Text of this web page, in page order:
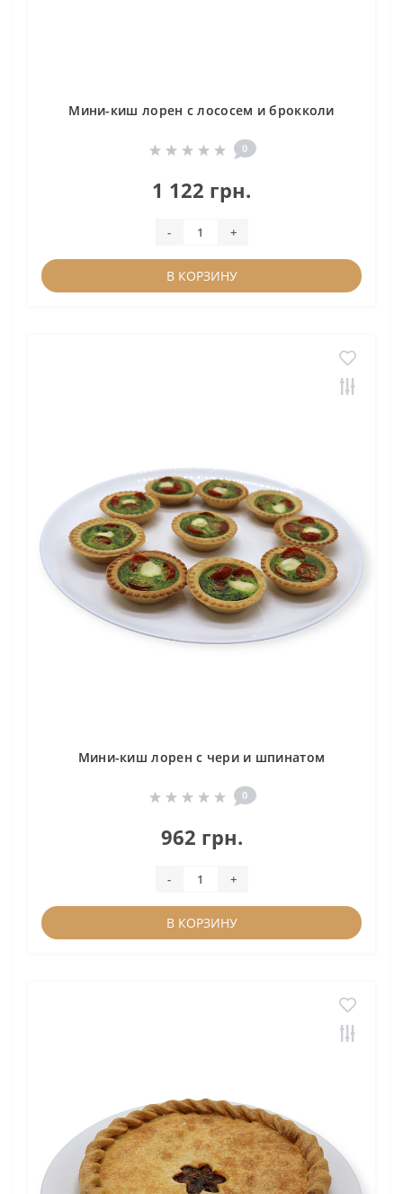
Мини-киш лорен с лососем и брокколи
0
1 122 грн.
- +
В КОРЗИНУ
Мини-киш лорен с чери и шпинатом
0
962 грн.
- +
В КОРЗИНУ